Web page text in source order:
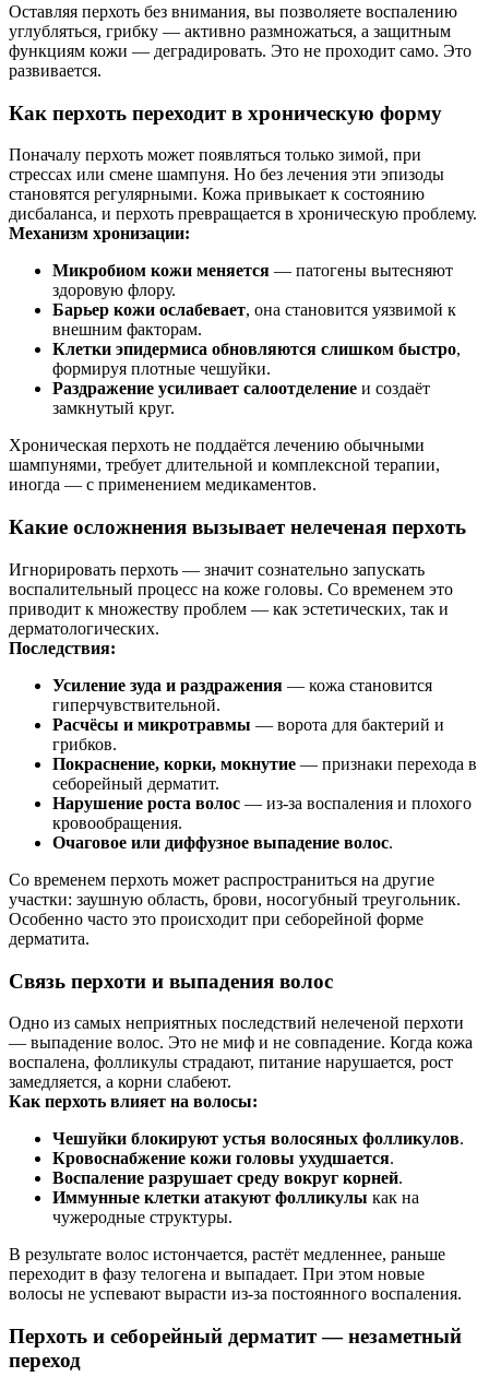
Оставляя перхоть без внимания, вы позволяете воспалению
углубляться, грибку — активно размножаться, а защитным
функциям кожи — деградировать. Это не проходит само. Это
развивается.
Как перхоть переходит в хроническую форму
Поначалу перхоть может появляться только зимой, при
стрессах или смене шампуня. Но без лечения эти эпизоды
становятся регулярными. Кожа привыкает к состоянию
дисбаланса, и перхоть превращается в хроническую проблему.
Механизм хронизации:
Микробиом кожи меняется — патогены вытесняют
здоровую флору.
Барьер кожи ослабевает, она становится уязвимой к
внешним факторам.
Клетки эпидермиса обновляются слишком быстро,
формируя плотные чешуйки.
Раздражение усиливает салоотделение и создаёт
замкнутый круг.
Хроническая перхоть не поддаётся лечению обычными
шампунями, требует длительной и комплексной терапии,
иногда — с применением медикаментов.
Какие осложнения вызывает нелеченая перхоть
Игнорировать перхоть — значит сознательно запускать
воспалительный процесс на коже головы. Со временем это
приводит к множеству проблем — как эстетических, так и
дерматологических.
Последствия:
Усиление зуда и раздражения — кожа становится
гиперчувствительной.
Расчёсы и микротравмы — ворота для бактерий и
грибков.
Покраснение, корки, мокнутие — признаки перехода в
себорейный дерматит.
Нарушение роста волос — из-за воспаления и плохого
кровообращения.
Очаговое или диффузное выпадение волос.
Со временем перхоть может распространиться на другие
участки: заушную область, брови, носогубный треугольник.
Особенно часто это происходит при себорейной форме
дерматита.
Связь перхоти и выпадения волос
Одно из самых неприятных последствий нелеченой перхоти
— выпадение волос. Это не миф и не совпадение. Когда кожа
воспалена, фолликулы страдают, питание нарушается, рост
замедляется, а корни слабеют.
Как перхоть влияет на волосы:
Чешуйки блокируют устья волосяных фолликулов.
Кровоснабжение кожи головы ухудшается.
Воспаление разрушает среду вокруг корней.
Иммунные клетки атакуют фолликулы как на
чужеродные структуры.
В результате волос истончается, растёт медленнее, раньше
переходит в фазу телогена и выпадает. При этом новые
волосы не успевают вырасти из-за постоянного воспаления.
Перхоть и себорейный дерматит — незаметный
переход